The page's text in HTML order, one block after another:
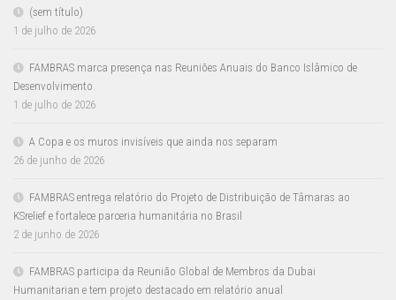
(sem título)
1 de julho de 2026
FAMBRAS marca presença nas Reuniões Anuais do Banco Islâmico de
Desenvolvimento
1 de julho de 2026
A Copa e os muros invisíveis que ainda nos separam
26 de junho de 2026
FAMBRAS entrega relatório do Projeto de Distribuição de Tâmaras ao
KSrelief e fortalece parceria humanitária no Brasil
2 de junho de 2026
FAMBRAS participa da Reunião Global de Membros da Dubai
Humanitarian e tem projeto destacado em relatório anual